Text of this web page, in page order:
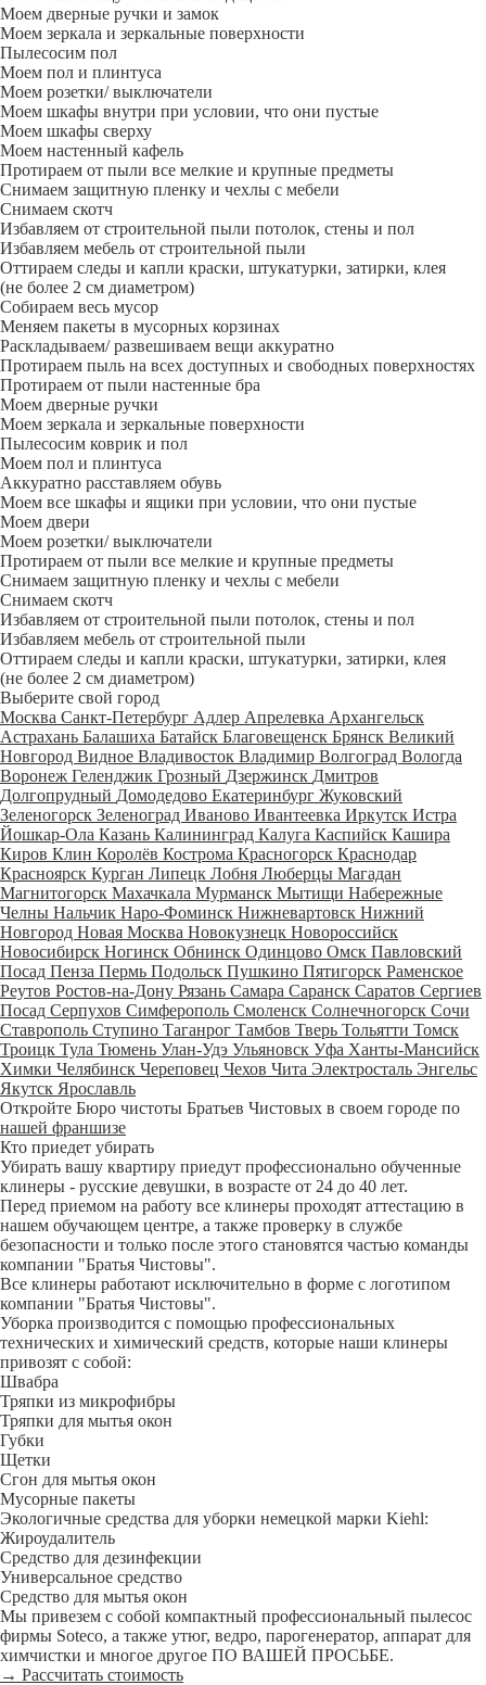
Моем дверные ручки и замок
Моем зеркала и зеркальные поверхности
Пылесосим пол
Моем пол и плинтуса
Моем розетки/ выключатели
Моем шкафы внутри при условии, что они пустые
Моем шкафы сверху
Моем настенный кафель
Протираем от пыли все мелкие и крупные предметы
Снимаем защитную пленку и чехлы с мебели
Снимаем скотч
Избавляем от строительной пыли потолок, стены и пол
Избавляем мебель от строительной пыли
Оттираем следы и капли краски, штукатурки, затирки, клея
(не более 2 см диаметром)
Собираем весь мусор
Меняем пакеты в мусорных корзинах
Раскладываем/ развешиваем вещи аккуратно
Протираем пыль на всех доступных и свободных поверхностях
Протираем от пыли настенные бра
Моем дверные ручки
Моем зеркала и зеркальные поверхности
Пылесосим коврик и пол
Моем пол и плинтуса
Аккуратно расставляем обувь
Моем все шкафы и ящики при условии, что они пустые
Моем двери
Моем розетки/ выключатели
Протираем от пыли все мелкие и крупные предметы
Снимаем защитную пленку и чехлы с мебели
Снимаем скотч
Избавляем от строительной пыли потолок, стены и пол
Избавляем мебель от строительной пыли
Оттираем следы и капли краски, штукатурки, затирки, клея
(не более 2 см диаметром)
Выберите свой город
Москва Санкт-Петербург Адлер Апрелевка Архангельск
Астрахань Балашиха Батайск Благовещенск Брянск Великий
Новгород Видное Владивосток Владимир Волгоград Вологда
Воронеж Геленджик Грозный Дзержинск Дмитров
Долгопрудный Домодедово Екатеринбург Жуковский
Зеленогорск Зеленоград Иваново Ивантеевка Иркутск Истра
Йошкар-Ола Казань Калининград Калуга Каспийск Кашира
Киров Клин Королёв Кострома Красногорск Краснодар
Красноярск Курган Липецк Лобня Люберцы Магадан
Магнитогорск Махачкала Мурманск Мытищи Набережные
Челны Нальчик Наро-Фоминск Нижневартовск Нижний
Новгород Новая Москва Новокузнецк Новороссийск
Новосибирск Ногинск Обнинск Одинцово Омск Павловский
Посад Пенза Пермь Подольск Пушкино Пятигорск Раменское
Реутов Ростов-на-Дону Рязань Самара Саранск Саратов Сергиев
Посад Серпухов Симферополь Смоленск Солнечногорск Сочи
Ставрополь Ступино Таганрог Тамбов Тверь Тольятти Томск
Троицк Тула Тюмень Улан-Удэ Ульяновск Уфа Ханты-Мансийск
Химки Челябинск Череповец Чехов Чита Электросталь Энгельс
Якутск Ярославль
Откройте Бюро чистоты Братьев Чистовых в своем городе по
нашей франшизе
Кто приедет убирать
Убирать вашу квартиру приедут профессионально обученные
клинеры - русские девушки, в возрасте от 24 до 40 лет.
Перед приемом на работу все клинеры проходят аттестацию в
нашем обучающем центре, а также проверку в службе
безопасности и только после этого становятся частью команды
компании "Братья Чистовы".
Все клинеры работают исключительно в форме с логотипом
компании "Братья Чистовы".
Уборка производится с помощью профессиональных
технических и химический средств, которые наши клинеры
привозят с собой:
Швабра
Тряпки из микрофибры
Тряпки для мытья окон
Губки
Щетки
Сгон для мытья окон
Мусорные пакеты
Экологичные средства для уборки немецкой марки Kiehl:
Жироудалитель
Средство для дезинфекции
Универсальное средство
Средство для мытья окон
Мы привезем с собой компактный профессиональный пылесос
фирмы Soteco, а также утюг, ведро, парогенератор, аппарат для
химчистки и многое другое ПО ВАШЕЙ ПРОСЬБЕ.
→ Рассчитать стоимость